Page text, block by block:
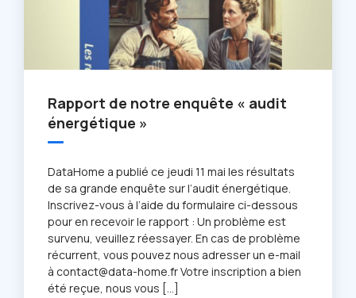
Rapport de notre enquête « audit
énergétique »
DataHome a publié ce jeudi 11 mai les résultats
de sa grande enquête sur l’audit énergétique.
Inscrivez-vous à l’aide du formulaire ci-dessous
pour en recevoir le rapport : Un problème est
survenu, veuillez réessayer. En cas de problème
récurrent, vous pouvez nous adresser un e-mail
à contact@data-home.fr Votre inscription a bien
été reçue, nous vous […]